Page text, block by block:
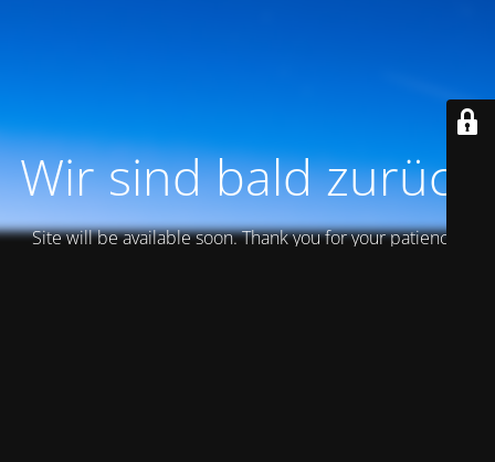
Wir sind bald zurück
Site will be available soon. Thank you for your patience!